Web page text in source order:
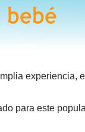
para este